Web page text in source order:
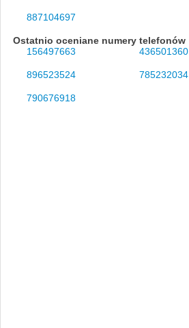
887104697
Ostatnio oceniane numery telefonów
156497663
436501360
896523524 785232034
790676918